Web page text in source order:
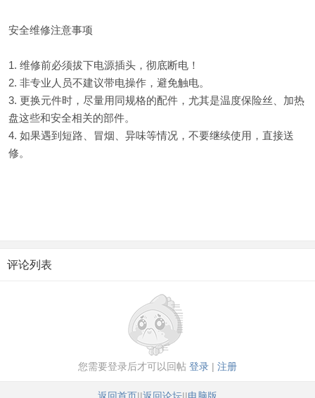
安全维修注意事项
1. 维修前必须拔下电源插头，彻底断电！
2. 非专业人员不建议带电操作，避免触电。
3. 更换元件时，尽量用同规格的配件，尤其是温度保险丝、加热
盘这些和安全相关的部件。
4. 如果遇到短路、冒烟、异味等情况，不要继续使用，直接送
修。
评论列表
您需要登录后才可以回帖 登录 | 注册